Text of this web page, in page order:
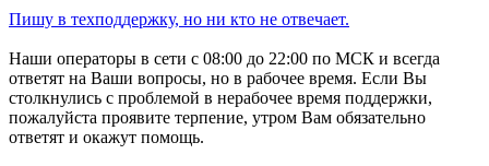
Пишу в техподдержку, но ни кто не отвечает.
Наши операторы в сети с 08:00 до 22:00 по МСК и всегда
ответят на Ваши вопросы, но в рабочее время. Если Вы
столкнулись с проблемой в нерабочее время поддержки,
пожалуйста проявите терпение, утром Вам обязательно
ответят и окажут помощь.